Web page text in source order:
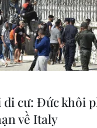
di cư: Đức khôi
về Italy